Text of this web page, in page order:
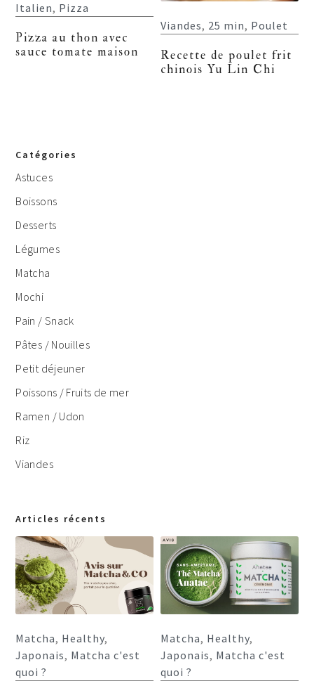
Italien, Pizza
Pizza au thon avec
sauce tomate maison
Viandes, 25 min, Poulet
Recette de poulet frit
chinois Yu Lin Chi
Catégories
Astuces
Boissons
Desserts
Légumes
Matcha
Mochi
Pain / Snack
Pâtes / Nouilles
Petit déjeuner
Poissons / Fruits de mer
Ramen / Udon
Riz
Viandes
Articles récents
Matcha, Healthy,
Japonais, Matcha c'est
quoi ?
Matcha, Healthy,
Japonais, Matcha c'est
quoi ?